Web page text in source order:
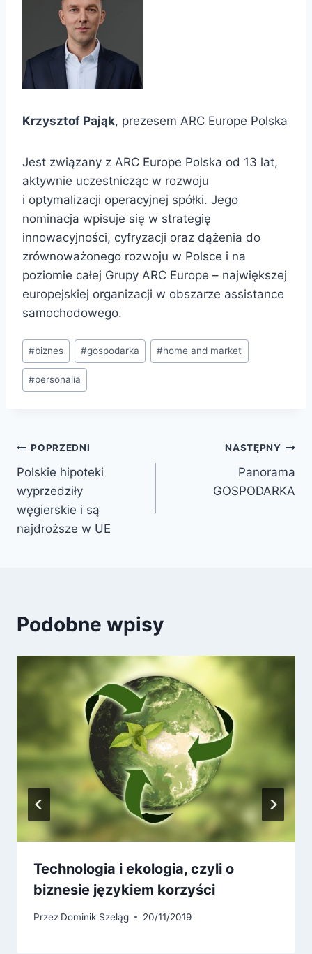
Krzysztof Pająk, prezesem ARC Europe Polska
Jest związany z ARC Europe Polska od 13 lat,
aktywnie uczestnicząc w rozwoju
i optymalizacji operacyjnej spółki. Jego
nominacja wpisuje się w strategię
innowacyjności, cyfryzacji oraz dążenia do
zrównoważonego rozwoju w Polsce i na
poziomie całej Grupy ARC Europe – największej
europejskiej organizacji w obszarze assistance
samochodowego.
#biznes #gospodarka #home and market
#personalia
POPRZEDNI
Polskie hipoteki
wyprzedziły
węgierskie i są
najdroższe w UE
NASTĘPNY
Panorama
GOSPODARKA
Podobne wpisy
Technologia i ekologia, czyli o
biznesie językiem korzyści
Przez Dominik Szeląg 20/11/2019